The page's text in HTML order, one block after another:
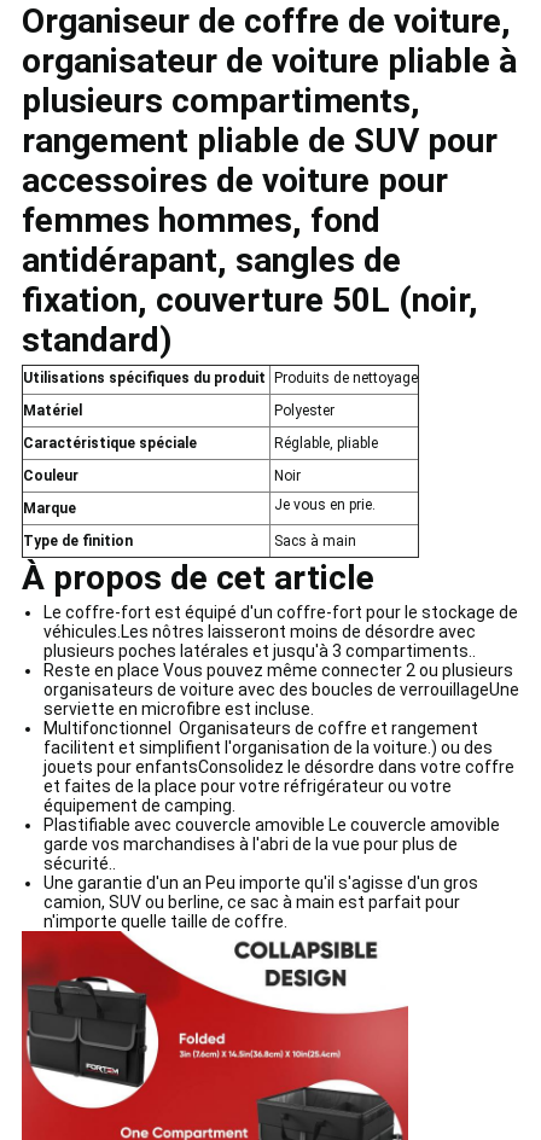
Organiseur de coffre de voiture,
organisateur de voiture pliable à
plusieurs compartiments,
rangement pliable de SUV pour
accessoires de voiture pour
femmes hommes, fond
antidérapant, sangles de
fixation, couverture 50L (noir,
standard)
Utilisations spécifiques du produit
Produits de nettoyage
Matériel
Polyester
Caractéristique spéciale
Réglable, pliable
Couleur
Noir
Marque
Je vous en prie.
Type de finition Sacs à main
À propos de cet article
Le coffre-fort est équipé d'un coffre-fort pour le stockage de
véhicules.Les nôtres laisseront moins de désordre avec
plusieurs poches latérales et jusqu'à 3 compartiments..
Reste en place Vous pouvez même connecter 2 ou plusieurs
organisateurs de voiture avec des boucles de verrouillageUne
serviette en microfibre est incluse.
Multifonctionnel ️ Organisateurs de coffre et rangement
facilitent et simplifient l'organisation de la voiture.) ou des
jouets pour enfantsConsolidez le désordre dans votre coffre
et faites de la place pour votre réfrigérateur ou votre
équipement de camping.
Plastifiable avec couvercle amovible Le couvercle amovible
garde vos marchandises à l'abri de la vue pour plus de
sécurité..
Une garantie d'un an Peu importe qu'il s'agisse d'un gros
camion, SUV ou berline, ce sac à main est parfait pour
n'importe quelle taille de coffre.